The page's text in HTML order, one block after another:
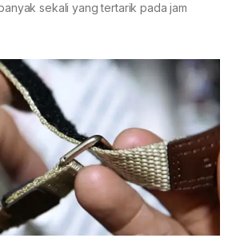
sekali yang tertarik pada jam